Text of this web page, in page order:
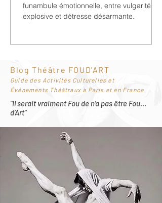
funambule émotionnelle, entre vulgarité
explosive et détresse désarmante.
Blog Théâtre FOUD'ART
Guide des Activités Culturelles et
Événements Théâtraux à Paris et en France
"Il serait vraiment Fou de n’a pas être Fou…
d’Art"